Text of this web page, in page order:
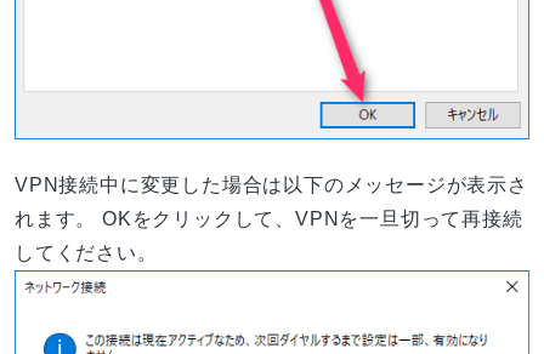
VPN接続中に変更した場合は以下のメッセージが表示さ
れます。 OKをクリックして、VPNを一旦切って再接続
してください。